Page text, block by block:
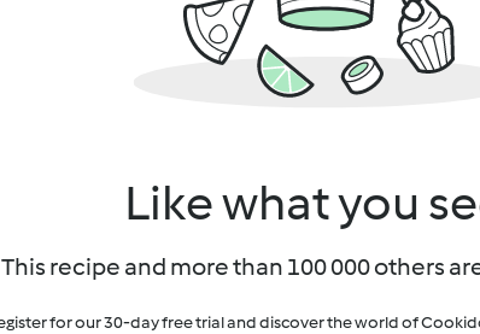
Like what you
This recipe and more than 100 000 others
for our 30-day free trial and discover the world of